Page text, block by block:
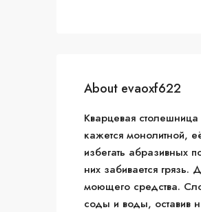
About evaoxf622
Кварцевая столешница
кажется монолитной,
избегать абразивных
них забивается
моющего средства.
соды и воды, оставив